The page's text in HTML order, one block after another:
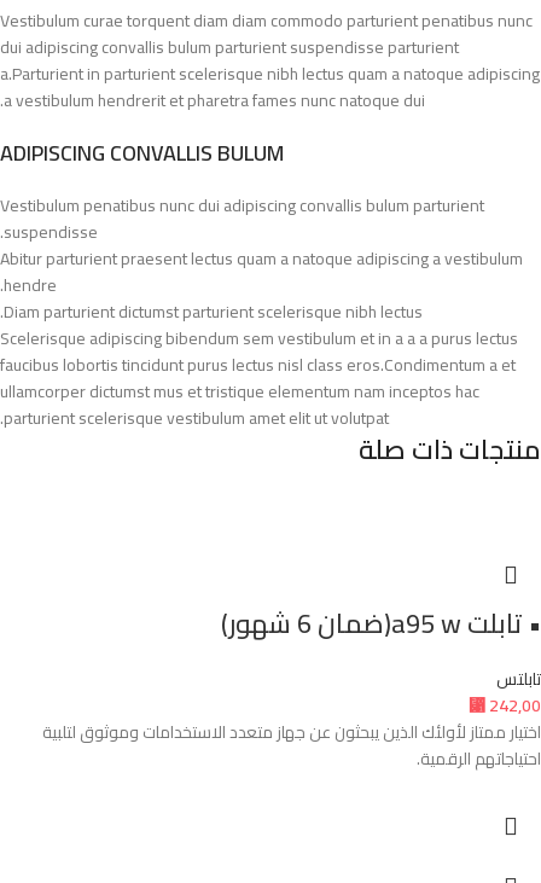
Vestibulum curae torquent diam diam commodo parturient penatibus nunc
dui adipiscing convallis bulum parturient suspendisse parturient
a.Parturient in parturient scelerisque nibh lectus quam a natoque adipiscing
a vestibulum hendrerit et pharetra fames nunc natoque dui.
ADIPISCING CONVALLIS BULUM
Vestibulum penatibus nunc dui adipiscing convallis bulum parturient
suspendisse.
Abitur parturient praesent lectus quam a natoque adipiscing a vestibulum
hendre.
Diam parturient dictumst parturient scelerisque nibh lectus.
Scelerisque adipiscing bibendum sem vestibulum et in a a a purus lectus
faucibus lobortis tincidunt purus lectus nisl class eros.Condimentum a et
ullamcorper dictumst mus et tristique elementum nam inceptos hac
parturient scelerisque vestibulum amet elit ut volutpat.
منتجات ذات صلة
• تابلت a95 w(ضمان 6 شهور)
تابلتس
⃁242,00
اختيار ممتاز لأولئك الذين يبحثون عن جهاز متعدد الاستخدامات وموثوق لتلبية
احتياجاتهم الرقمية.